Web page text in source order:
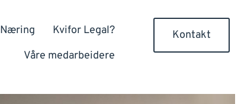
Næring
Kvifor Legal?
Våre medarbeidere
Kontakt